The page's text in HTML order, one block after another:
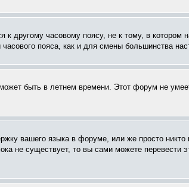
другому часовому поясу, не к тому, в
пояса, как и для смены большинства
быть в летнем времени. Этот форум не
вашего языка в форуме, или же просто
не существует, то вы сами можете